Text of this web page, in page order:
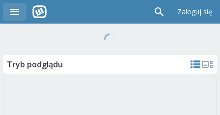
Zaloguj się
Tryb podglądu